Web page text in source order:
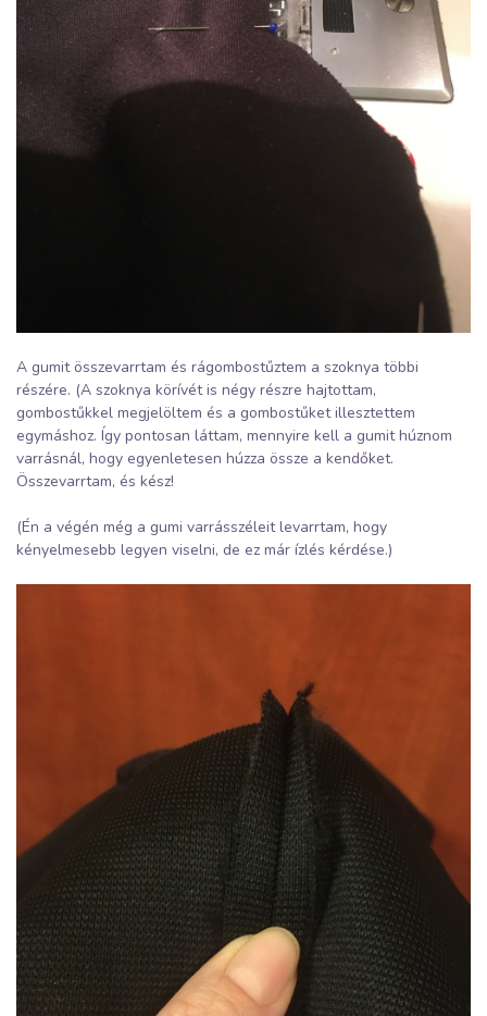
A gumit összevarrtam és rágombostűztem a szoknya többi
részére. (A szoknya körívét is négy részre hajtottam,
gombostűkkel megjelöltem és a gombostűket illesztettem
egymáshoz. Így pontosan láttam, mennyire kell a gumit húznom
varrásnál, hogy egyenletesen húzza össze a kendőket.
Összevarrtam, és kész!
(Én a végén még a gumi varrásszéleit levarrtam, hogy
kényelmesebb legyen viselni, de ez már ízlés kérdése.)